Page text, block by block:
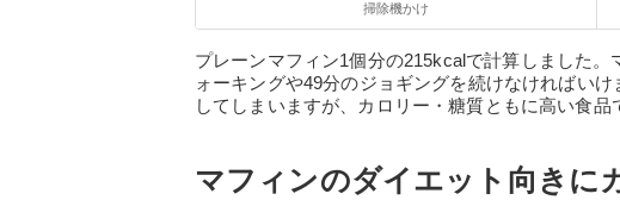
掃除機かけ
プレーンマフィン1個分の215kcalで計算しました
ォーキングや49分のジョギングを続けなければい
してしまいますが、カロリー・糖質ともに高い食品
マフィンのダイエット向きに